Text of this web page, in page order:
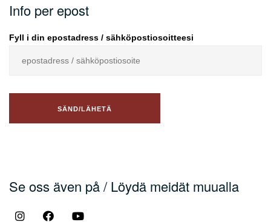
Info per epost
Fyll i din epostadress / sähköpostiosoitteesi
Se oss även på / Löydä meidät muualla